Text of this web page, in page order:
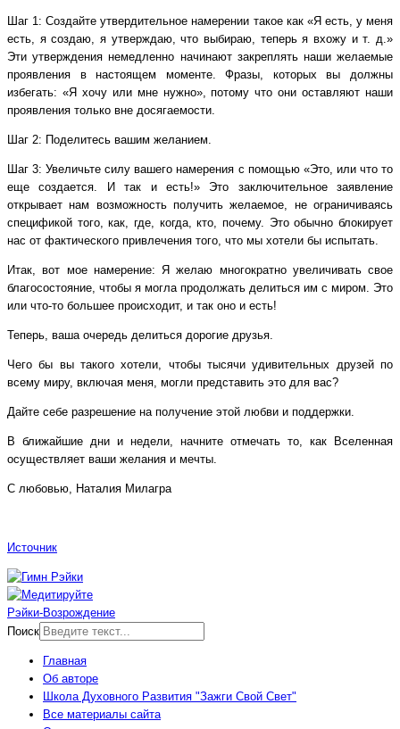
Шаг 1: Создайте утвердительное намерении такое как «Я есть, у меня
есть, я создаю, я утверждаю, что выбираю, теперь я вхожу и т. д.»
Эти утверждения немедленно начинают закреплять наши желаемые
проявления в настоящем моменте. Фразы, которых вы должны
избегать: «Я хочу или мне нужно», потому что они оставляют наши
проявления только вне досягаемости.
Шаг 2: Поделитесь вашим желанием.
Шаг 3: Увеличьте силу вашего намерения с помощью «Это, или что то
еще создается. И так и есть!» Это заключительное заявление
открывает нам возможность получить желаемое, не ограничиваясь
спецификой того, как, где, когда, кто, почему. Это обычно блокирует
нас от фактического привлечения того, что мы хотели бы испытать.
Итак, вот мое намерение: Я желаю многократно увеличивать свое
благосостояние, чтобы я могла продолжать делиться им с миром. Это
или что-то большее происходит, и так оно и есть!
Теперь, ваша очередь делиться дорогие друзья.
Чего бы вы такого хотели, чтобы тысячи удивительных друзей по
всему миру, включая меня, могли представить это для вас?
Дайте себе разрешение на получение этой любви и поддержки.
В ближайшие дни и недели, начните отмечать то, как Вселенная
осуществляет ваши желания и мечты.
С любовью, Наталия Милагра
Источник
Рэйки-Возрождение
Поиск
Главная
Об авторе
Школа Духовного Развития "Зажги Свой Свет"
Все материалы сайта